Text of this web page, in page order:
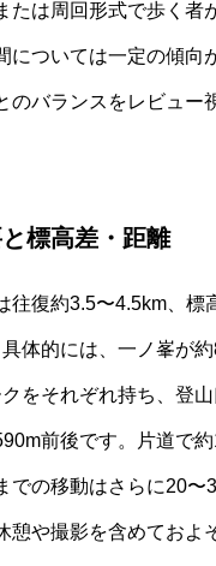
たは周回形式で歩く者
については一定の傾向
のバランスをレビュー
標高差・距離
往復約3.5〜4.5km、標
体的には、一ノ峯が
をそれぞれ持ち、登
前後です。片道で
での移動はさらに20〜
憩や撮影を含めておよ